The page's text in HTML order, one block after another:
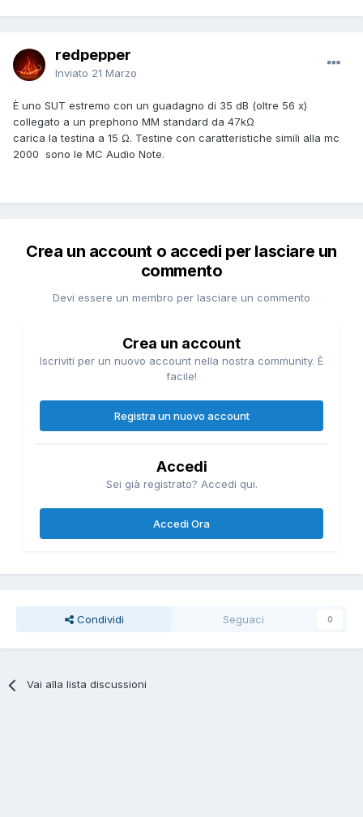
redpepper
Inviato 21 Marzo
È uno SUT estremo con un guadagno di 35 dB (oltre 56 x)
collegato a un prephono MM standard da 47kΩ
carica la testina a 15 Ω. Testine con caratteristiche simili alla mc
2000 sono le MC Audio Note.
Crea un account o accedi per lasciare un
commento
Devi essere un membro per lasciare un commento
Crea un account
Iscriviti per un nuovo account nella nostra community. È
facile!
Registra un nuovo account
Accedi
Sei già registrato? Accedi qui.
Accedi Ora
Condividi Seguaci 0
Vai alla lista discussioni